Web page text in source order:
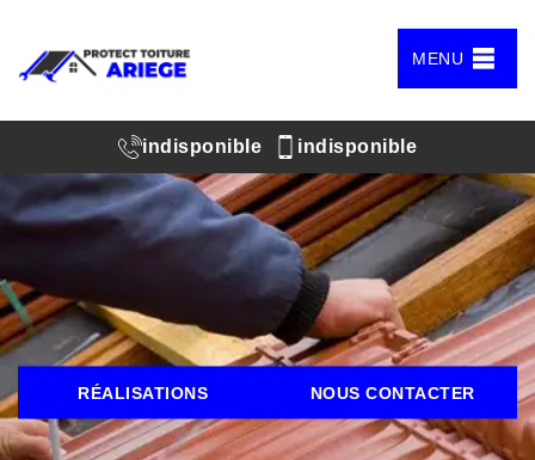
MENU
indisponible indisponible
RÉALISATIONS NOUS CONTACTER